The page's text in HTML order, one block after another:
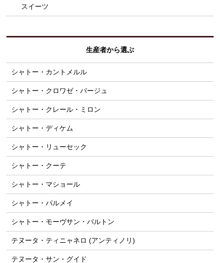
スイーツ
生産者から選ぶ
シャトー・カントメルル
シャトー・クロワゼ・バージュ
シャトー・クレール・ミロン
シャトー・ディケム
シャトー・リューセック
シャトー・クーテ
シャトー・マショール
シャトー・パルメイ
シャトー・モーヴサン・バルトン
テヌータ・ティニャネロ (アンティノリ)
テヌータ・サン・グイド